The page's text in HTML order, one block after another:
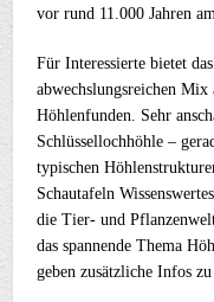
vor rund 11.000 Jahren
Für Interessierte bietet
abwechslungsreichen Mix
Höhlenfunden. Sehr
Schlüssellochhöhle –
typischen
Schautafeln
die Tier- und
das spannende Thema
geben zusätzliche Infos